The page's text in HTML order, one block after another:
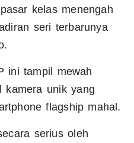
kelas menengah
seri terbarunya
ini tampil mewah
kamera unik yang
flagship mahal.
serius oleh